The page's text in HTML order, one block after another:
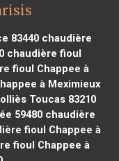
83440chaudière
chaudière fioul
fioul Chappee à
à Meximieux
Toucas 83210
59480 chaudière
fioul Chappee à
fioul Chappee à